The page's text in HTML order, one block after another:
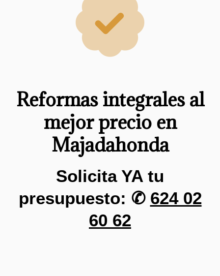
Reformas integrales al
mejor precio en
Majadahonda
Solicita YA tu
presupuesto: ✆ 624 02
60 62